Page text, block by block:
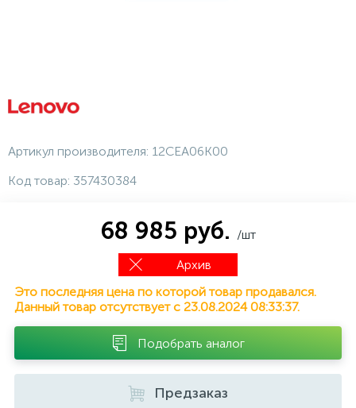
Артикул производителя: 12CEA06K00
Код товар: 357430384
68 985 руб. /шт
Архив
Это последняя цена по которой товар продавался.
Данный товар отсутствует с 23.08.2024 08:33:37.
Подобрать аналог
Предзаказ